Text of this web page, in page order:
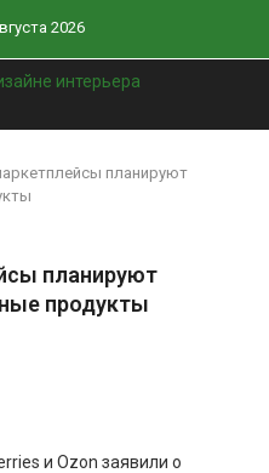
2026
планируют
планируют
продукты
и Ozon заявили о